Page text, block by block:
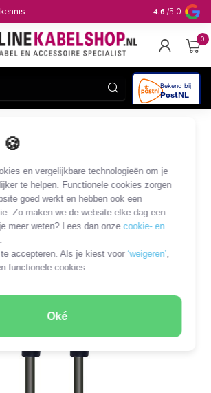
en vergelijkbare technologieën om je
te helpen. Functionele cookies zorgen
goed werkt en hebben ook een
Zo maken we de website elke dag een
meer weten? Lees dan onzecookie- en
.
te accepteren. Als je kiest voor ‘weigeren’,
functionele cookies.
Oké
4.6 /5.0
0
6,35mm Jack
| 6 meter